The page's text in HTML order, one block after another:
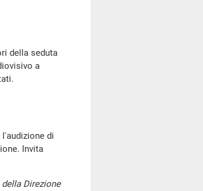
della seduta
a
di
Invita
Direzione